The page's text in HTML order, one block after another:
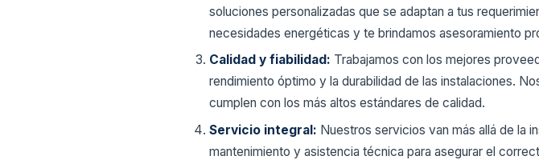
soluciones personalizadas que se adaptan a tus
necesidades energéticas y te brindamos asesoramiento
Calidad y fiabilidad: Trabajamos con los mejores
rendimiento óptimo y la durabilidad de las instalaciones.
cumplen con los más altos estándares de calidad.
Servicio integral: Nuestros servicios van más allá de la
mantenimiento y asistencia técnica para asegurar el